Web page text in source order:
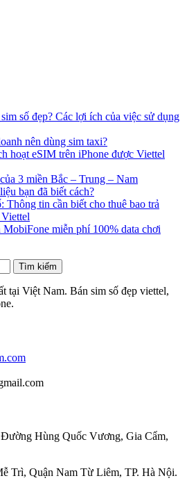
số đẹp? Các lợi ích của việc sử dụng
nên dùng sim taxi?
hoạt eSIM trên iPhone được Viettel
3 miền Bắc – Trung – Nam
bạn đã biết cách?
Thông tin cần biết cho thuê bao trả
miễn phí 100% data chơi
Tìm kiếm
tại Việt Nam. Bán sim số đẹp viettel,
Hùng Quốc Vương, Gia Cẩm,
Trì, Quận Nam Từ Liêm, TP. Hà Nội.